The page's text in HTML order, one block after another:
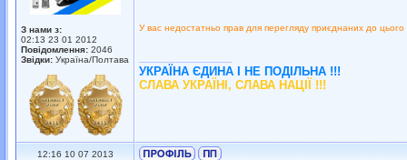
З нами з:
02:13 23 01 2012
Повідомлення: 2046
Звідки: Україна/Полтава
У вас недостатньо прав для перегляду приєднаних до цього
УКРАЇНА ЄДИНА І НЕ ПОДІЛЬНА !!!
СЛАВА УКРАЇНІ, СЛАВА НАЦІЇ !!!
12:16 10 07 2013